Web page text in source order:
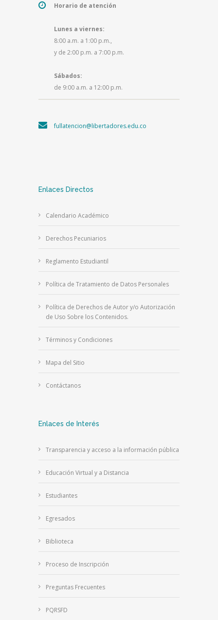
Horario de atención
Lunes a viernes:
8:00 a.m. a 1:00 p.m.,
y de 2:00 p.m. a 7:00 p.m.
Sábados:
de 9:00 a.m. a 12:00 p.m.
fullatencion@libertadores.edu.co
Enlaces Directos
Calendario Académico
Derechos Pecuniarios
Reglamento Estudiantil
Política de Tratamiento de Datos Personales
Política de Derechos de Autor y/o Autorización
de Uso Sobre los Contenidos.
Términos y Condiciones
Mapa del Sitio
Contáctanos
Enlaces de Interés
Transparencia y acceso a la información pública
Educación Virtual y a Distancia
Estudiantes
Egresados
Biblioteca
Proceso de Inscripción
Preguntas Frecuentes
PQRSFD